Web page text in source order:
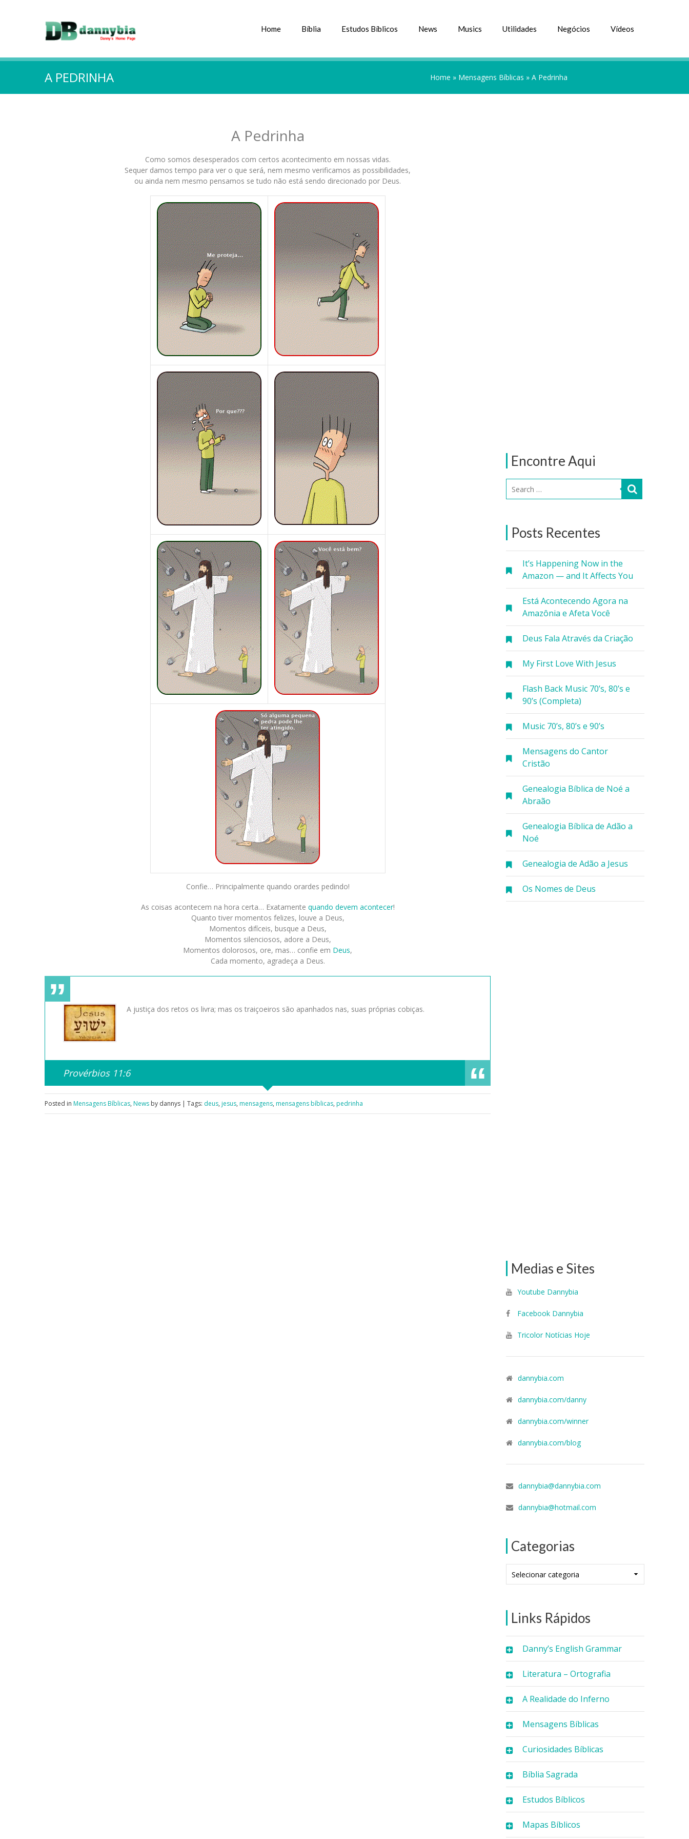
Home Bíblia Estudos Bíblicos News Musics Utilidades Negócios Vídeos
A PEDRINHA Home » Mensagens Bíblicas » A Pedrinha
Encontre Aqui
Posts Recentes
It’s Happening Now in the
Amazon — and It Affects You
Está Acontecendo Agora na
Amazônia e Afeta Você
Deus Fala Através da Criação
My First Love With Jesus
Flash Back Music 70’s, 80’s e
90’s (Completa)
Music 70’s, 80’s e 90’s
Mensagens do Cantor
Cristão
Genealogia Bíblica de Noé a
Abraão
Genealogia Bíblica de Adão a
Noé
Genealogia de Adão a Jesus
Os Nomes de Deus
Medias e Sites
Youtube Dannybia
Facebook Dannybia
Tricolor Notícias Hoje
dannybia.com
dannybia.com/danny
dannybia.com/winner
dannybia.com/blog
dannybia@dannybia.com
dannybia@hotmail.com
Categorias
Links Rápidos
Danny’s English Grammar
Literatura – Ortografia
A Realidade do Inferno
Mensagens Bíblicas
Curiosidades Bíblicas
Bíblia Sagrada
Estudos Bíblicos
Mapas Bíblicos
A Pedrinha
Como somos desesperados com certos acontecimento em nossas vidas.
Sequer damos tempo para ver o que será, nem mesmo verificamos as possibilidades,
ou ainda nem mesmo pensamos se tudo não está sendo direcionado por Deus.
Confie… Principalmente quando orardes pedindo!
As coisas acontecem na hora certa… Exatamente quando devem acontecer!
Quanto tiver momentos felizes, louve a Deus,
Momentos difíceis, busque a Deus,
Momentos silenciosos, adore a Deus,
Momentos dolorosos, ore, mas… confie em Deus,
Cada momento, agradeça a Deus.
A justiça dos retos os livra; mas os traiçoeiros são apanhados nas, suas próprias cobiças.
Provérbios 11:6
Posted in Mensagens Bíblicas, News by dannys | Tags: deus, jesus, mensagens, mensagens bíblicas, pedrinha